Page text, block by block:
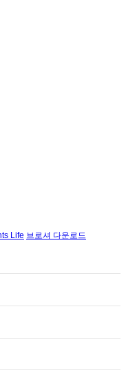
Life 브로셔 다운로드